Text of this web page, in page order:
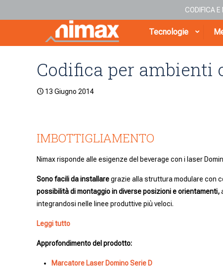
CODIFICA
Tecnologie
Codifica per ambienti
13 Giugno 2014
IMBOTTIGLIAMENTO
Nimax risponde alle esigenze del beverage con i laser
Sono facili da installaregrazie alla struttura modulare con
possibilità di montaggio in diverse posizioni e orientamenti,
integrandosi nelle linee produttive più veloci.
Leggi tutto
Approfondimento del prodotto:
Marcatore Laser Domino Serie D